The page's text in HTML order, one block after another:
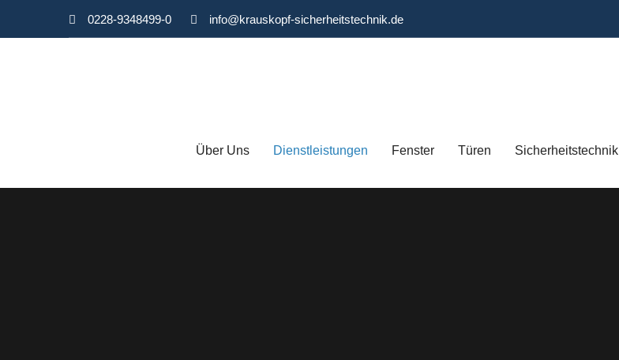
0228-9348499-0 info@krauskopf-sicherheitstechnik.de
Über Uns Dienstleistungen Fenster Türen Sicherheitstechnik